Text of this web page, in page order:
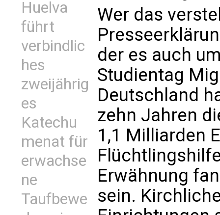
Huelva
führt
verbindlic
hes
zweijährig
es
Katechu
menat für
erwachse
ne
Taufbewe
Wer das
der es auch
Studientag
Deutschland
zehn Jahren
1,1 Milliarden
Erwähnung
sein.